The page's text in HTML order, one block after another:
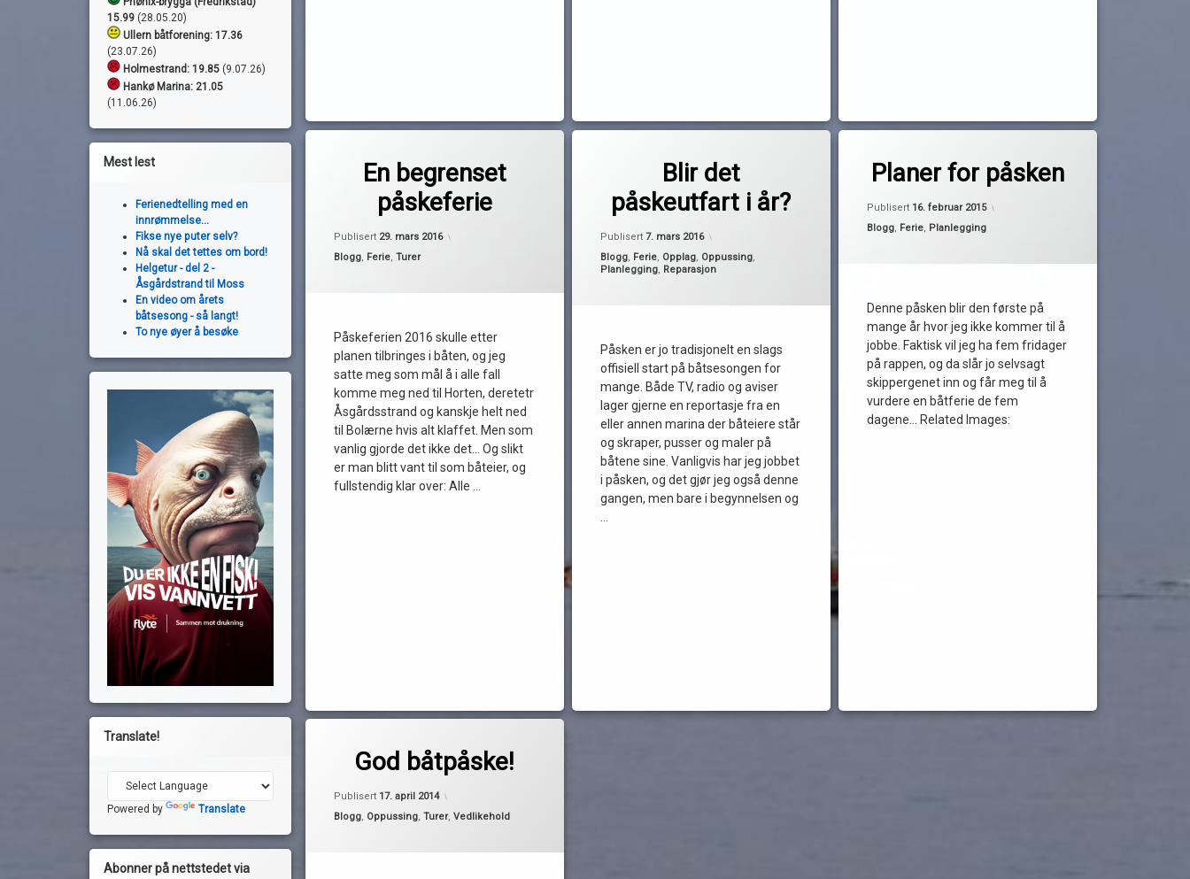
En begrenset
påskeferie
Publisert 29. mars 2016
Kategorier:
Blogg Ferie ,Turer
Påskeferien 2016 skulle etter
planen tilbringes i båten, og jeg
satte meg som mål å i alle fall
komme meg ned til Horten, deretetr
Åsgårdsstrand og kanskje helt ned
til Bolærne hvis alt klaffet. Men som
vanlig gjorde det ikke det… Og slikt
er man blitt vant til som båteier, og
fullstendig klar over: Alle …
bonus
fyllesjuk
havnekroa
jobbe
lading
oscarsborg
Blir det
påskeutfart i år?
Publisert 7. mars 2016
Kategorier:
Blogg, Ferie, Opplag, Oppussing,
Planlegging, Reparasjon
Påsken er jo tradisjonelt en slags
offisiell start på båtsesongen for
mange. Både TV, radio og aviser
lager gjerne en reportasje fra en
eller annen marina der båteiere står
og skraper, pusser og maler på
båtene sine. Vanligvis har jeg jobbet
i påsken, og det gjør jeg også denne
gangen, men bare i begynnelsen og
påske
påskeferie
planlegging
Planer for påsken
Publisert 16. februar 2015
Kategorier:
Blogg, Ferie, Planlegging
Denne påsken blir den første på
mange år hvor jeg ikke kommer til å
jobbe. Faktisk vil jeg ha fem fridager
på rappen, og da slår jo selvsagt
skippergenet inn og får meg til å
vurdere en båtferie de fem
dagene… Related Images:
ferie
fridager
påske
God båtpåske!
Publisert 17. april 2014
Kategorier:
Blogg, Oppussing,Turer,Vedlikehold
god båtpåske
påskeferie
sesongstart
15.99 (28.05.20)
Ullern båtforening: 17.36
(23.07.26)
Holmestrand: 19.85(9.07.26)
Hankø Marina: 21.05
(11.06.26)
Mest lest
Ferienedtelling med en
innrømmelse...
Fikse nye puter selv?
Nå skal det tettes om bord!
Helgetur - del 2 -
Åsgårdstrand til Moss
En video om årets
båtsesong - så langt!
To nye øyer å besøke
Translate!
Powered by Translate
Abonner på nettstedet via